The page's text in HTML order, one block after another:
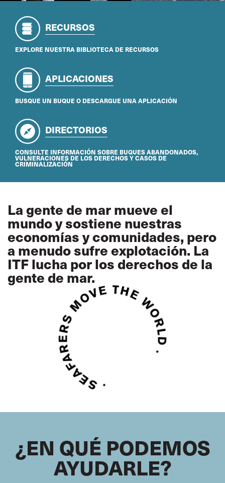
RECURSOS
EXPLORE NUESTRA BIBLIOTECA DE RECURSOS
APLICACIONES
BUSQUE UN BUQUE O DESCARGUE UNA APLICACIÓN
DIRECTORIOS
CONSULTE INFORMACIÓN SOBRE BUQUES ABANDONADOS,
VULNERACIONES DE LOS DERECHOS Y CASOS DE
CRIMINALIZACIÓN
La gente de mar mueve el
mundo y sostiene nuestras
economías y comunidades, pero
a menudo sufre explotación. La
ITF lucha por los derechos de la
gente de mar.
¿EN QUÉ PODEMOS
AYUDARLE?